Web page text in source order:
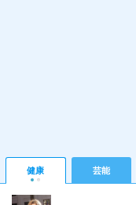
健康 芸能